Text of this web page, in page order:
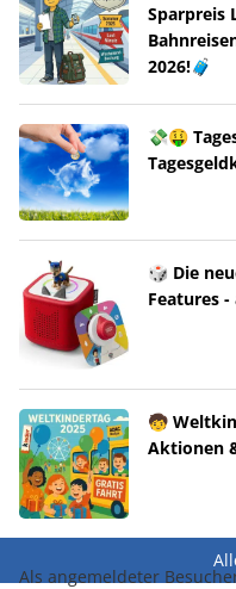
Sparpreis
2026!🧳
💸🤑
🎲 Die
Features
🧒
Aktionen
Als angemeldeter